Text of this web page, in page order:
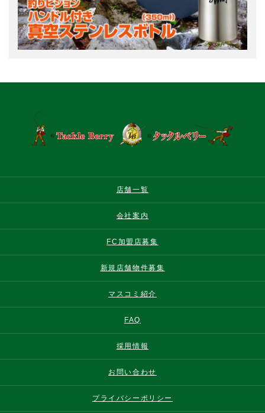
店舗一覧
会社案内
FC加盟店募集
新規店舗物件募集
マスコミ紹介
FAQ
採用情報
お問い合わせ
プライバシーポリシー